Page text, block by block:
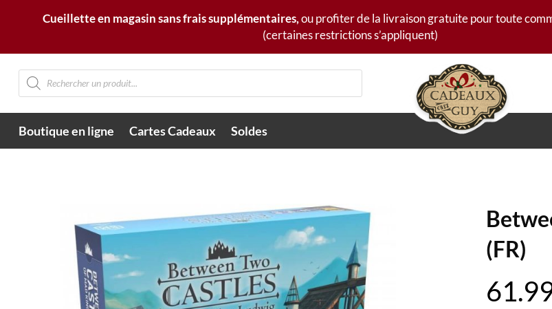
Cueillette en magasin sans frais supplémentaires,ou profiter de la livraison gratuite pour toute
(certaines restrictions s’appliquent)
Recherche
de
produits
Boutique en ligne Cartes Cadeaux Soldes
(FR)